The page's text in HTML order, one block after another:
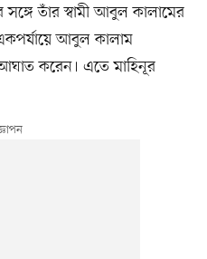
সঙ্গে তাঁর স্বামী আবুল কালামের
আবুল কালাম
করেন। এতে মাহিনূর